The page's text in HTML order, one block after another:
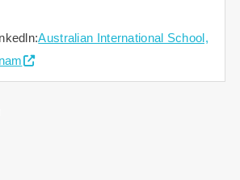
Australian International School,